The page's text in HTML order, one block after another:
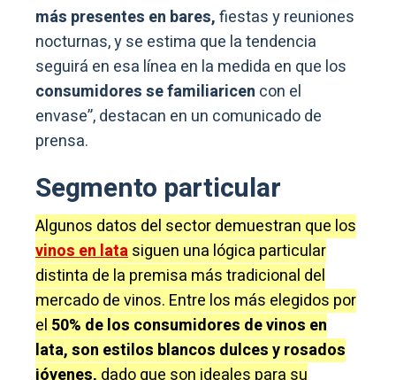
más presentes en bares,fiestas y reuniones
nocturnas, y se estima que la tendencia
seguirá en esa línea en la medida en que los
consumidores se familiaricen con el
envase”, destacan en un comunicado de
prensa.
Segmento particular
Algunos datos del sector demuestran que los
vinos en latasiguen una lógica particular
distinta de la premisa más tradicional del
mercado de vinos. Entre los más elegidos por
el 50% de los consumidores de vinos en
lata, son estilos blancos dulces y rosados
jóvenes, dado que son ideales para su